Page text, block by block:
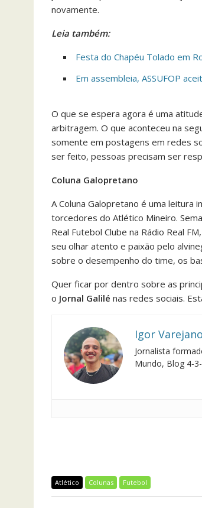
novamente.
Leia também:
Festa do Chapéu Tolado em
Em assembleia, ASSUFOP
O que se espera agora é uma
arbitragem. O que aconteceu na
somente em postagens em redes
ser feito, pessoas precisam ser
Coluna Galopretano
A Coluna Galopretano é uma
torcedores do Atlético Mineiro.
Real Futebol Clube na Rádio Real
seu olhar atento e paixão pelo
sobre o desempenho do time, os
Quer ficar por dentro sobre as
o Jornal Galilé nas redes sociais.
Igor Varejano
Jornalista
Mundo, Blog 4-
Atlético Colunas Futebol